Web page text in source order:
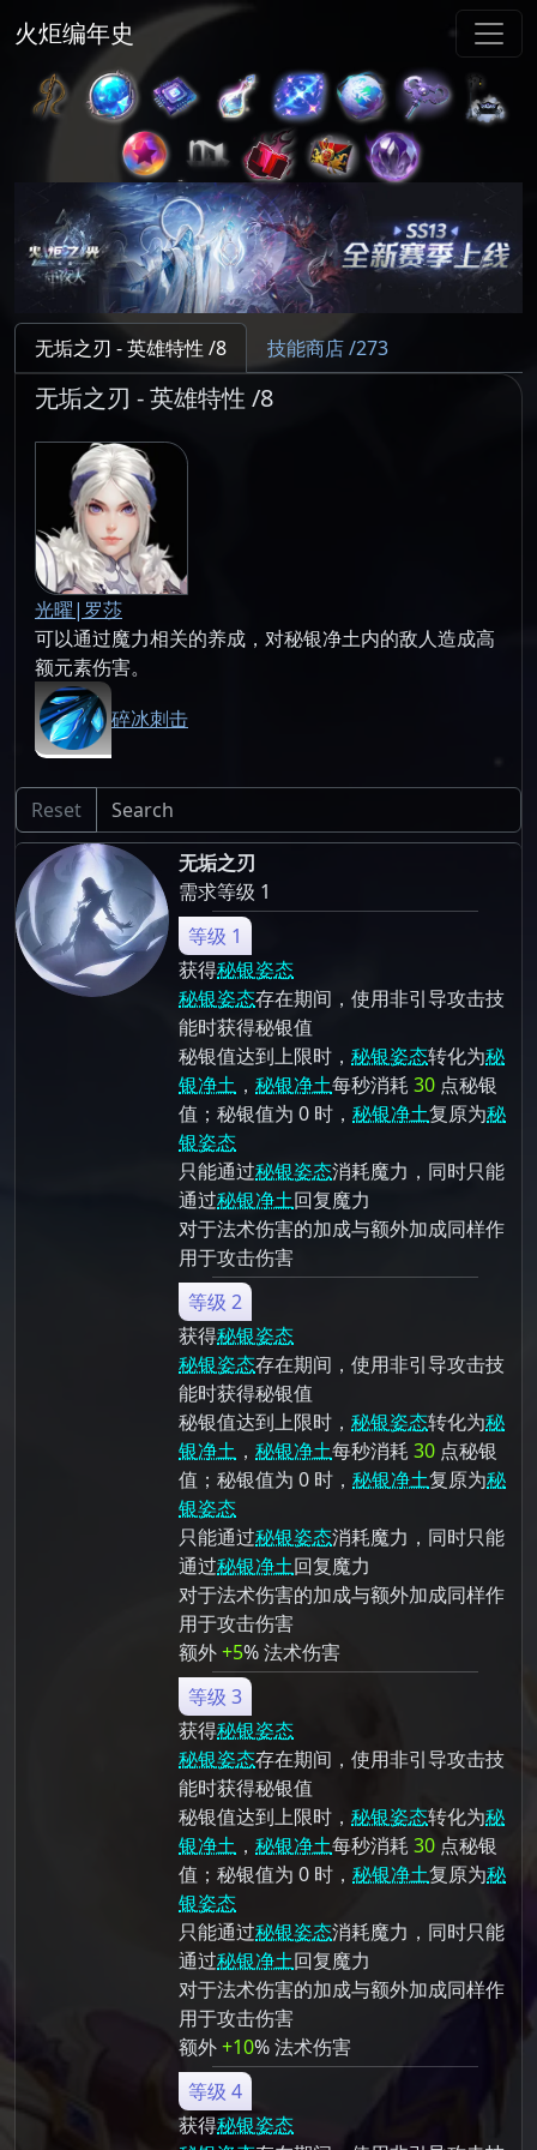
火炬编年史
无垢之刃 - 英雄特性 /8 技能商店 /273
无垢之刃 - 英雄特性 /8
光曜|罗莎
可以通过魔力相关的养成，对秘银净土内的敌人造成高
额元素伤害。
碎冰刺击
Reset
无垢之刃
需求等级 1
等级 1
获得秘银姿态
秘银姿态存在期间，使用非引导攻击技
能时获得秘银值
秘银值达到上限时， 秘银姿态转化为秘
银净土 ， 秘银净土每秒消耗 30 点秘银
值；秘银值为 0 时， 秘银净土复原为秘
银姿态
只能通过秘银姿态消耗魔力，同时只能
通过秘银净土回复魔力
对于法术伤害的加成与额外加成同样作
用于攻击伤害
等级 2
获得秘银姿态
秘银姿态存在期间，使用非引导攻击技
能时获得秘银值
秘银值达到上限时， 秘银姿态转化为秘
银净土 ， 秘银净土每秒消耗 30 点秘银
值；秘银值为 0 时， 秘银净土复原为秘
银姿态
只能通过秘银姿态消耗魔力，同时只能
通过秘银净土回复魔力
对于法术伤害的加成与额外加成同样作
用于攻击伤害
额外+5% 法术伤害
等级 3
获得秘银姿态
秘银姿态存在期间，使用非引导攻击技
能时获得秘银值
秘银值达到上限时， 秘银姿态转化为秘
银净土 ， 秘银净土每秒消耗 30 点秘银
值；秘银值为 0 时， 秘银净土复原为秘
银姿态
只能通过秘银姿态消耗魔力，同时只能
通过秘银净土回复魔力
对于法术伤害的加成与额外加成同样作
用于攻击伤害
额外+10% 法术伤害
等级 4
获得秘银姿态